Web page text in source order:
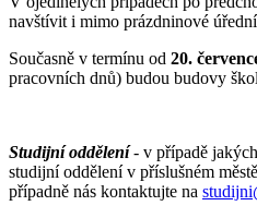
navštívit i mimo prázdninové
Současně v termínu od 20.
pracovních dnů) budou budovy
Studijní oddělení- v případě
studijní oddělení v příslušném
případně nás kontaktujte na